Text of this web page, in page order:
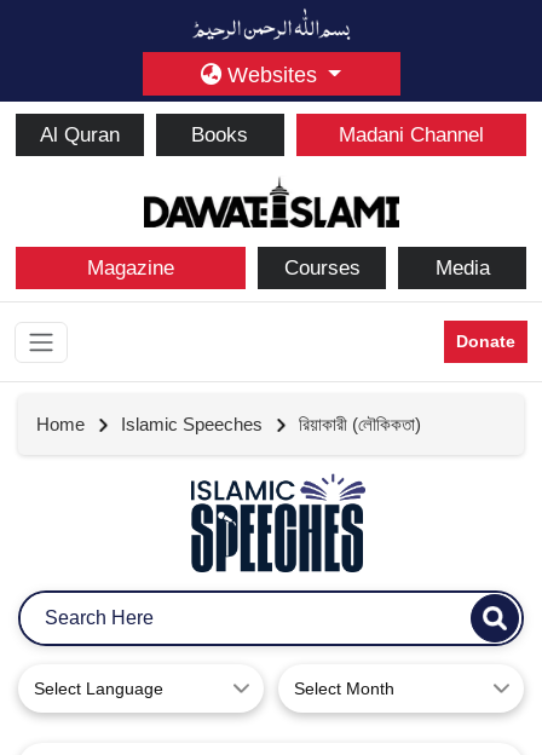
Websites
Al Quran Books Madani Channel
Magazine Courses Media
Donate
Home Islamic Speeches রিয়াকারী (লৌকিকতা)
Select Language Select Month